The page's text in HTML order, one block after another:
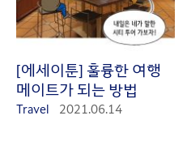
[에세이툰] 훌륭한 여행
메이트가 되는 방법
Travel 2021.06.14